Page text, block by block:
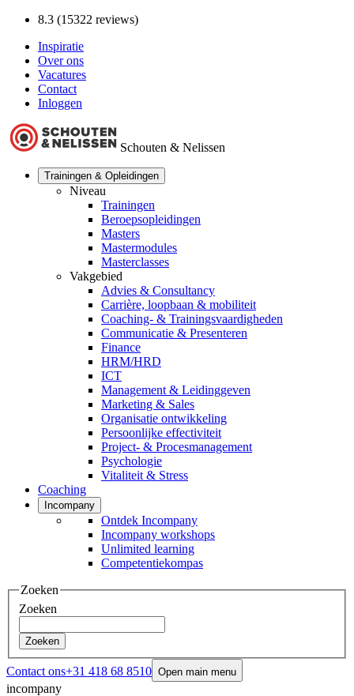
8.3 (15322 reviews)
Inspiratie
Over ons
Vacatures
Contact
Inloggen
Schouten & Nelissen
Trainingen & Opleidingen
Niveau
Trainingen
Beroepsopleidingen
Masters
Mastermodules
Masterclasses
Vakgebied
Advies & Consultancy
Carrière, loopbaan & mobiliteit
Coaching- & Trainingsvaardigheden
Communicatie & Presenteren
Finance
HRM/HRD
ICT
Management & Leidinggeven
Marketing & Sales
Organisatie ontwikkeling
Persoonlijke effectiviteit
Project- & Procesmanagement
Psychologie
Vitaliteit & Stress
Coaching
Incompany
Ontdek Incompany
Incompany workshops
Unlimited learning
Competentiekompas
Zoeken
Zoeken
Zoeken
Contact ons+31 418 68 8510 Open main menu
incompany